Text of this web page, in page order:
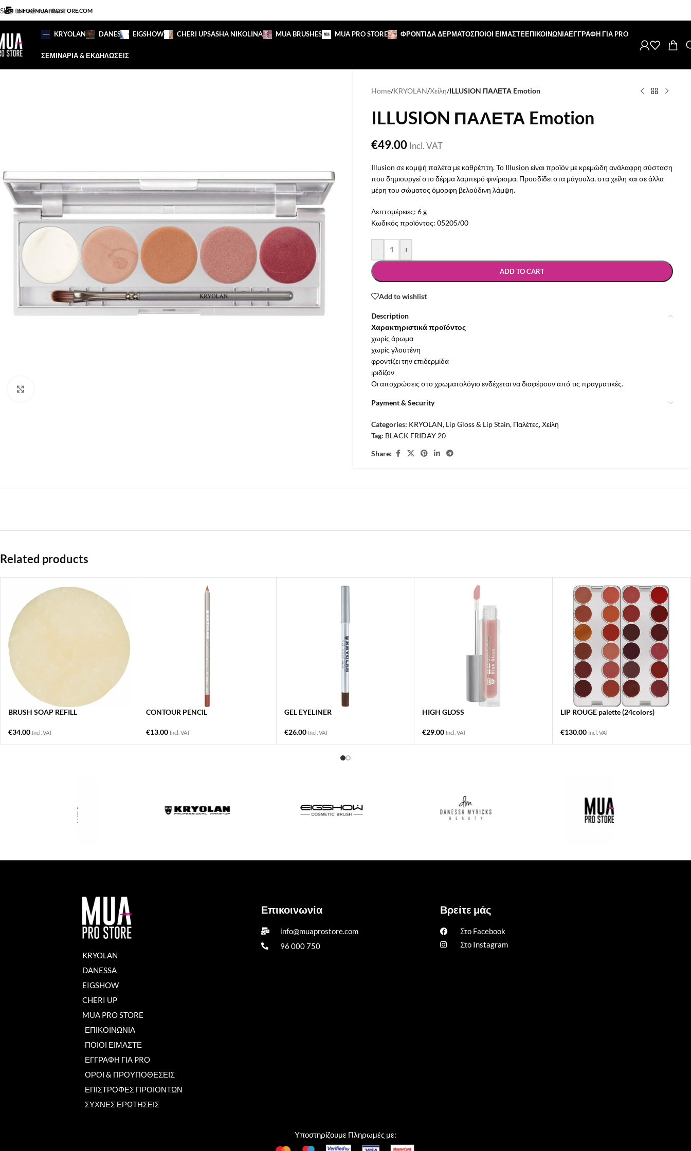
Skip to main content
INFO@MUAPROSTORE.COM
KRYOLAN DANESSA EIGSHOW CHERI UPSASHA NIKOLINA MUA BRUSHES MUA PRO STORE ΦΡΟΝΤΙΔΑ ΔΕΡΜΑΤΟΣΠΟΙΟΙ ΕΙΜΑΣΤΕΕΠΙΚΟΙΝΩΝΙΑΕΓΓΡΑΦΗ ΓΙΑ PRO
ΣΕΜΙΝΑΡΙΑ & ΕΚΔΗΛΩΣΕΙΣ
Home/KRYOLAN/Χείλη/ILLUSION ΠΑΛΕΤΑ Emotion
ILLUSION ΠΑΛΕΤΑ Emotion
€49.00 Incl. VAT
Illusion σε κομψή παλέτα με καθρέπτη. Το Illusion είναι προϊόν με κρεμώδη ανάλαφρη σύσταση
που δημιουργεί στο δέρμα λαμπερό φινίρισμα. Προσδίδει στα μάγουλα, στα χείλη και σε άλλα
μέρη του σώματος όμορφη βελούδινη λάμψη.
Λεπτομέρειες: 6 g
Κωδικός προϊόντος: 05205/00
- +
ADD TO CART
Add to wishlist
Description
Χαρακτηριστικά προϊόντος
χωρίς άρωμα
χωρίς γλουτένη
φροντίζει την επιδερμίδα
ιριδίζον
Οι αποχρώσεις στο χρωματολόγιο ενδέχεται να διαφέρουν από τις πραγματικές.
Payment & Security
Categories: KRYOLAN, Lip Gloss & Lip Stain, Παλέτες,Χείλη
Tag: BLACK FRIDAY 20
Share:
Related products
BRUSH SOAP REFILL
€34.00 Incl. VAT
CONTOUR PENCIL
€13.00 Incl. VAT
GEL EYELINER
€26.00 Incl. VAT
HIGH GLOSS
€29.00 Incl. VAT
LIP ROUGE palette (24colors)
€130.00 Incl. VAT
KRYOLAN
DANESSA
EIGSHOW
CHERI UP
MUA PRO STORE
ΕΠΙΚΟΙΝΩΝΙΑ
ΠΟΙΟΙ ΕΙΜΑΣΤΕ
ΕΓΓΡΑΦΗ ΓΙΑ PRO
ΟΡΟΙ & ΠΡΟΥΠΟΘΕΣΕΙΣ
ΕΠΙΣΤΡΟΦΕΣ ΠΡΟΙΟΝΤΩΝ
ΣΥΧΝΕΣ ΕΡΩΤΗΣΕΙΣ
Επικοινωνία
info@muaprostore.com
96 000 750
Βρείτε μάς
Στο Facebook
Στο Instagram
Υποστηρίζουμε Πληρωμές με: